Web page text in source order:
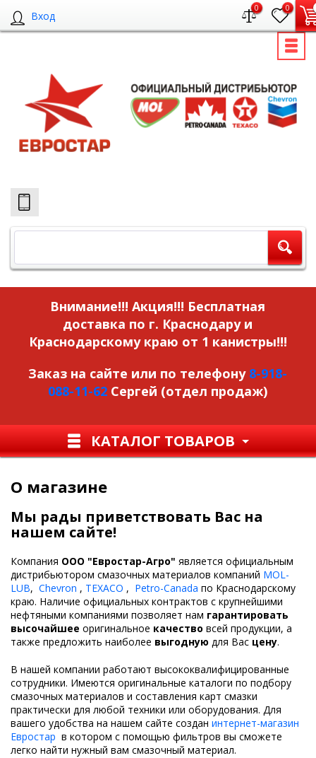
Вход
0 0
Внимание!!! Акция!!! Бесплатная
доставка по г. Краснодару и
Краснодарскому краю от 1 канистры!!!
Заказ на сайте или по телефону 8-918-
088-11-62 Сергей (отдел продаж)
КАТАЛОГ ТОВАРОВ
О магазине
Мы рады приветствовать Вас на
нашем сайте!
Компания ООО "Евростар-Агро" является официальным
дистрибьютором смазочных материалов компаний MOL-
LUB, Chevron , TEXACO , Petro-Canada по Краснодарскому
краю. Наличие официальных контрактов с крупнейшими
нефтяными компаниями позволяет нам гарантировать
высочайшее оригинальное качество всей продукции, а
также предложить наиболее выгодную для Вас цену.
В нашей компании работают высококвалифицированные
сотрудники. Имеются оригинальные каталоги по подбору
смазочных материалов и составления карт смазки
практически для любой техники или оборудования. Для
вашего удобства на нашем сайте создан интернет-магазин
Евростар в котором с помощью фильтров вы сможете
легко найти нужный вам смазочный материал.